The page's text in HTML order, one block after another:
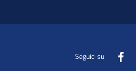
Seguici su